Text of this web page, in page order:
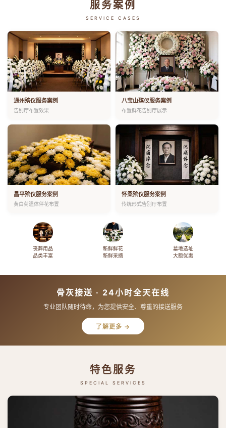
服务案例
SERVICE CASES
通州殡仪服务案例
告别厅布置效果
八宝山殡仪服务案例
布置鲜花告别厅展示
昌平殡仪服务案例
黄白菊遗体伴花布置
怀柔殡仪服务案例
传统形式告别厅布置
丧葬用品
品类丰富
新鲜鲜花
新鲜采摘
墓地选址
大额优惠
骨灰接送 · 24小时全天在线
专业团队随时待命，为您提供安全、尊重的接送服务
了解更多 →
特色服务
SPECIAL SERVICES